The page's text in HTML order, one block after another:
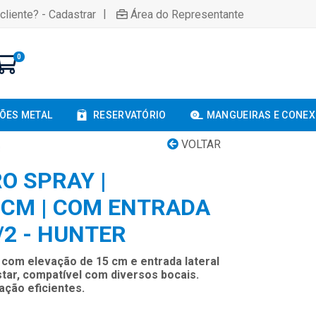
- Cadastrar | Área do Representante
0
METAL RESERVATÓRIO MANGUEIRAS E
VOLTAR
SPRAY |
| COM ENTRADA
- HUNTER
elevação de 15 cm e entrada lateral
compatível com diversos bocais.
eficientes.